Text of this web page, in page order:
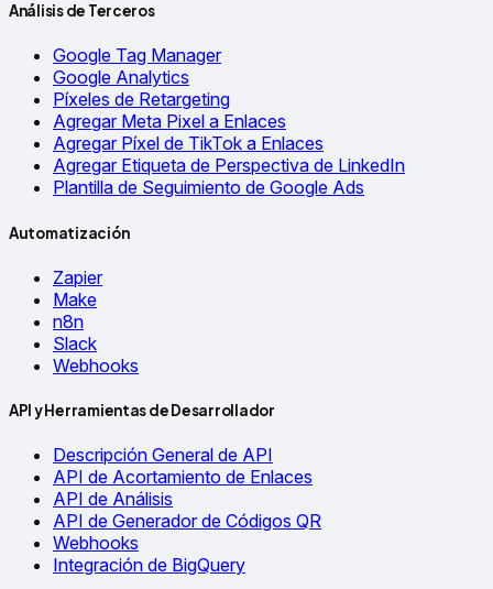
Análisis de Terceros
Google Tag Manager
Google Analytics
Píxeles de Retargeting
Agregar Meta Pixel a Enlaces
Agregar Píxel de TikTok a Enlaces
Agregar Etiqueta de Perspectiva de LinkedIn
Plantilla de Seguimiento de Google Ads
Automatización
Zapier
Make
n8n
Slack
Webhooks
API y Herramientas de Desarrollador
Descripción General de API
API de Acortamiento de Enlaces
API de Análisis
API de Generador de Códigos QR
Webhooks
Integración de BigQuery